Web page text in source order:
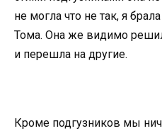
не могла что не так, я
Тома. Она же видимо
и перешла на другие.
Кроме подгузников мы